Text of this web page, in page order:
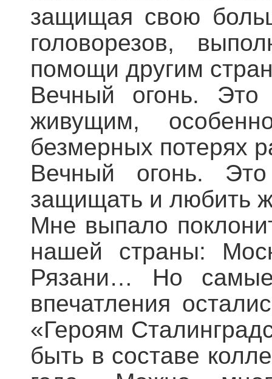
защищая свою
головорезов,
помощи другим
Вечный огонь. Это
живущим,
безмерных потерях
Вечный огонь.
защищать и любить
Мне выпало
нашей страны:
Рязани… Но
впечатления
«Героям
быть в составе